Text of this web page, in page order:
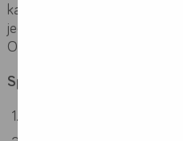
każdym etapie terapii
jego dieta była wsparciem dla
Odpowiedź na to pytanie
Spis treści: